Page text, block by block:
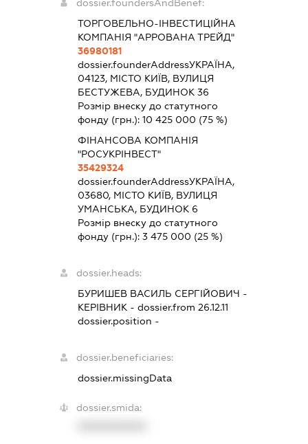
dossier.foundersAndBenef:
ТОРГОВЕЛЬНО-ІНВЕСТИЦІЙНА
КОМПАНІЯ "АРРОВАНА ТРЕЙД"
36980181
dossier.founderAddressУКРАЇНА,
04123, МІСТО КИЇВ, ВУЛИЦЯ
БЕСТУЖЕВА, БУДИНОК 36
Розмір внеску до статутного
фонду (грн.):10 425 000 (75 %)
ФІНАНСОВА КОМПАНІЯ
"РОСУКРІНВЕСТ"
35429324
dossier.founderAddressУКРАЇНА,
03680, МІСТО КИЇВ, ВУЛИЦЯ
УМАНСЬКА, БУДИНОК 6
Розмір внеску до статутного
фонду (грн.):3 475 000 (25 %)
dossier.heads:
БУРИШЕВ ВАСИЛЬ СЕРГІЙОВИЧ -
КЕРІВНИК - dossier.from 26.12.11
dossier.position -
dossier.beneficiaries:
dossier.missingData
dossier.smida: